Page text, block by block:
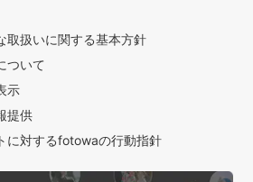
取扱いに関する基本方針
ついて
示
提供
に対するfotowaの行動指針